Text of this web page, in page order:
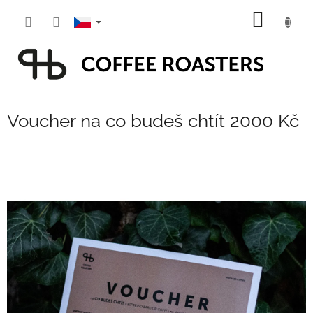
Voucher na co budeš chtít 2000 Kč